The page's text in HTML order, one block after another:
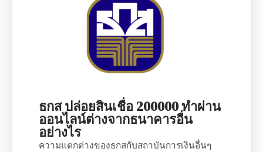
ธกส ปล่อยสินเชื่อ 200000ทำผ่าน
ออนไลน์ต่างจากธนาคารอื่น
อย่างไร
ความแตกต่างของธกสกับสถาบันการเงินอื่นๆ